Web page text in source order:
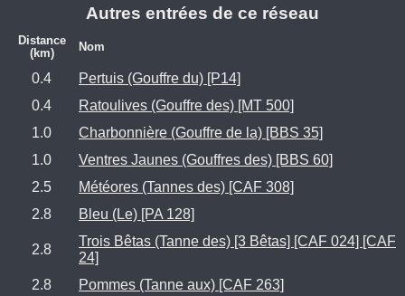
Autres entrées de ce réseau
Distance
(km)
Nom
0.4
Pertuis (Gouffre du) [P14]
0.4
Ratoulives (Gouffre des) [MT 500]
1.0
Charbonnière (Gouffre de la) [BBS 35]
1.0
Ventres Jaunes (Gouffres des) [BBS 60]
2.5
Météores (Tannes des) [CAF 308]
2.8
Bleu (Le) [PA 128]
2.8
Trois Bêtas (Tanne des) [3 Bêtas] [CAF 024] [CAF
24]
2.8
Pommes (Tanne aux) [CAF 263]